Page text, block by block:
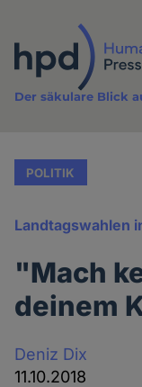
Inhalt
Der säkulare Blick
POLITIK
Landtagswahlen
"Mach
deinem
Deniz Dix
11.10.2018